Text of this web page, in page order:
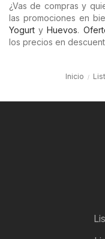
¿Vas de compras y
las promociones en
Yogurt yHuevos.
los precios en
Inicio